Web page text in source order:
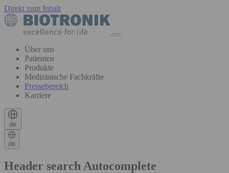
Direkt zum Inhalt
Über uns
Patienten
Produkte
Medizinische Fachkräfte
Pressebereich
Karriere
de
de
Header search Autocomplete